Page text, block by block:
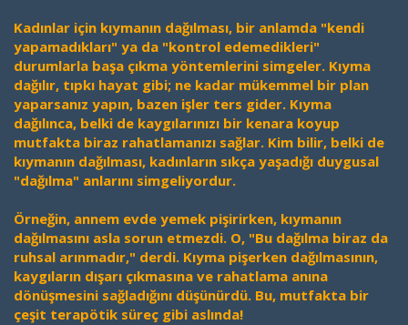
Kadınlar için kıymanın dağılması, bir anlamda "kendi
yapamadıkları" ya da "kontrol edemedikleri"
durumlarla başa çıkma yöntemlerini simgeler. Kıyma
dağılır, tıpkı hayat gibi; ne kadar mükemmel bir plan
yaparsanız yapın, bazen işler ters gider. Kıyma
dağılınca, belki de kaygılarınızı bir kenara koyup
mutfakta biraz rahatlamanızı sağlar. Kim bilir, belki de
kıymanın dağılması, kadınların sıkça yaşadığı duygusal
"dağılma" anlarını simgeliyordur.
Örneğin, annem evde yemek pişirirken, kıymanın
dağılmasını asla sorun etmezdi. O, "Bu dağılma biraz da
ruhsal arınmadır," derdi. Kıyma pişerken dağılmasının,
kaygıların dışarı çıkmasına ve rahatlama anına
dönüşmesini sağladığını düşünürdü. Bu, mutfakta bir
çeşit terapötik süreç gibi aslında!